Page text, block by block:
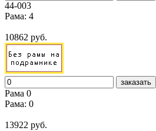
44-003
Рама: 4
10862 руб.
заказать
Рама 0
Рама: 0
13922 руб.